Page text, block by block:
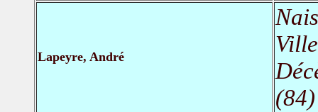
Lapeyre, André
(84)